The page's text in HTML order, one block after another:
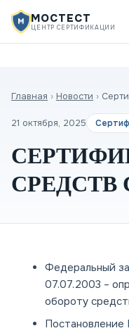
МОСТЕСТ
ЦЕНТР СЕРТИФИКАЦИИ
Главная › Новости ›
21 октября, 2025
СРЕДСТВ
Федеральный
07.07.2003 –
обороту